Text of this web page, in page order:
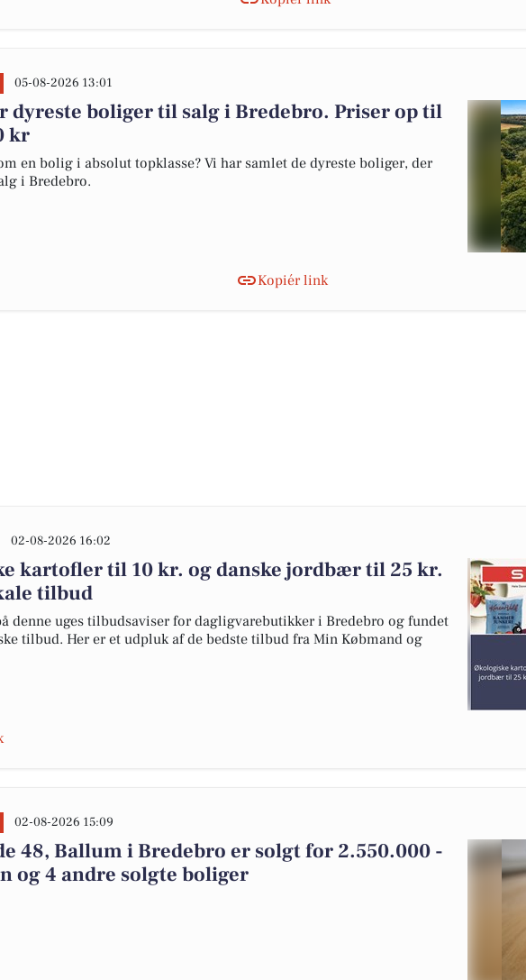
05-08-2026 13:01
dyreste boliger til salg i Bredebro. Priser op til
kr
en bolig i absolut topklasse? Vi har samlet de dyreste boliger, der
i Bredebro.
Kopiér link
02-08-2026 16:02
kartofler til 10 kr. og danske jordbær til 25 kr.
tilbud
denne uges tilbudsaviser for dagligvarebutikker i Bredebro og fundet
tilbud. Her er et udpluk af de bedste tilbud fra Min Købmand og
02-08-2026 15:09
48, Ballum i Bredebro er solgt for 2.550.000 -
og 4 andre solgte boliger